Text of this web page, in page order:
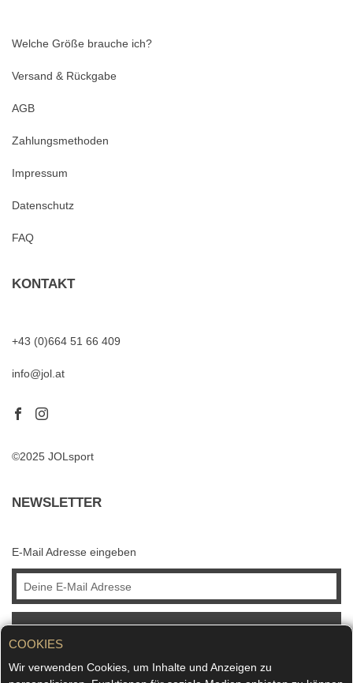
COOKIES
Wir verwenden Cookies, um Inhalte und Anzeigen zu
Welche Größe brauche ich?
Versand & Rückgabe
AGB
Zahlungsmethoden
Impressum
Datenschutz
FAQ
KONTAKT
+43 (0)664 51 66 409
info@jol.at
©2025 JOLsport
NEWSLETTER
E-Mail Adresse eingeben
ABONNIEREN